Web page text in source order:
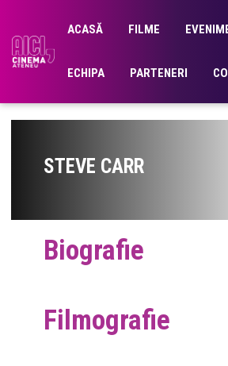
ACASĂ FILME
ECHIPA PARTENERI
STEVE CARR
Biografie
Filmografie